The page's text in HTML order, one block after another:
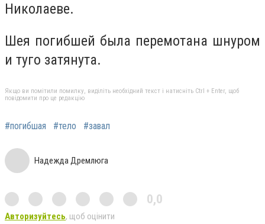
Николаеве.
Шея погибшей была перемотана шнуром
и туго затянута.
Якщо ви помітили помилку, виділіть необхідний текст і натисніть Ctrl + Enter, щоб
повідомити про це редакцію
#погибшая #тело #завал
Надежда Дремлюга
0,0
Авторизуйтесь, щоб оцінити